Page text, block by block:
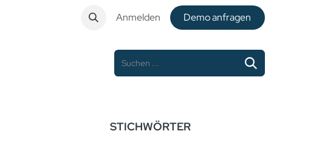
Anmelden De​​mo anfragen
STICHWÖRTER